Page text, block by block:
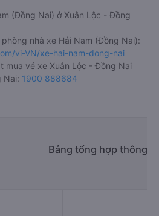
(Đồng Nai) ở Xuân Lộc - Đồng
nhà xe Hải Nam (Đồng Nai):
vi-VN/xe-hai-nam-dong-nai
mua vé xe Xuân Lộc - Đồng Nai
Nai: 1900 888684
Bảng tổng hợp thông